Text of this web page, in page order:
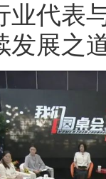
业代表
发展之